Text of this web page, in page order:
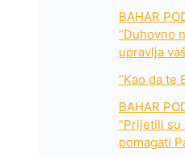
BAHAR
“Duhovno
upravlja
“Kao da te
BAHAR
“Prijetili su
pomagati